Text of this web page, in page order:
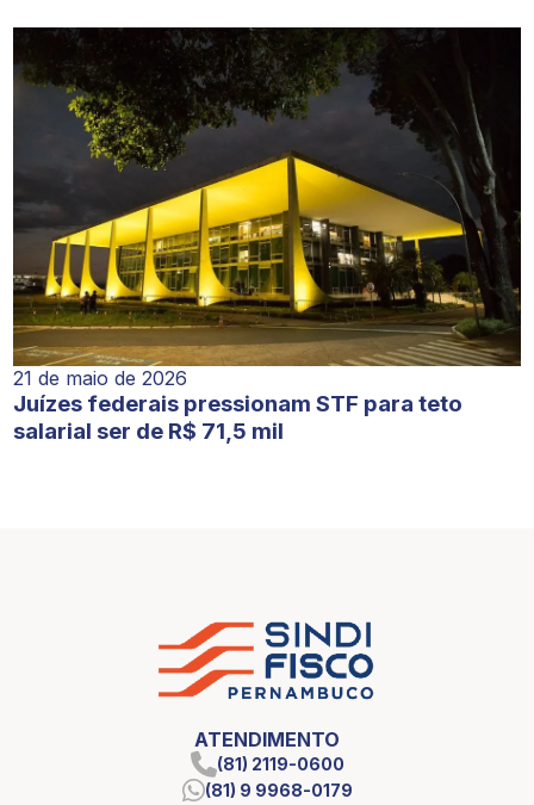
21 de maio de 2026
Juízes federais pressionam STF para teto
salarial ser de R$ 71,5 mil
ATENDIMENTO
(81) 2119-0600
(81) 9 9968-0179